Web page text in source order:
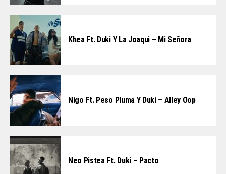
Khea Ft. Duki Y La Joaqui – Mi Señora
Nigo Ft. Peso Pluma Y Duki – Alley Oop
Neo Pistea Ft. Duki – Pacto